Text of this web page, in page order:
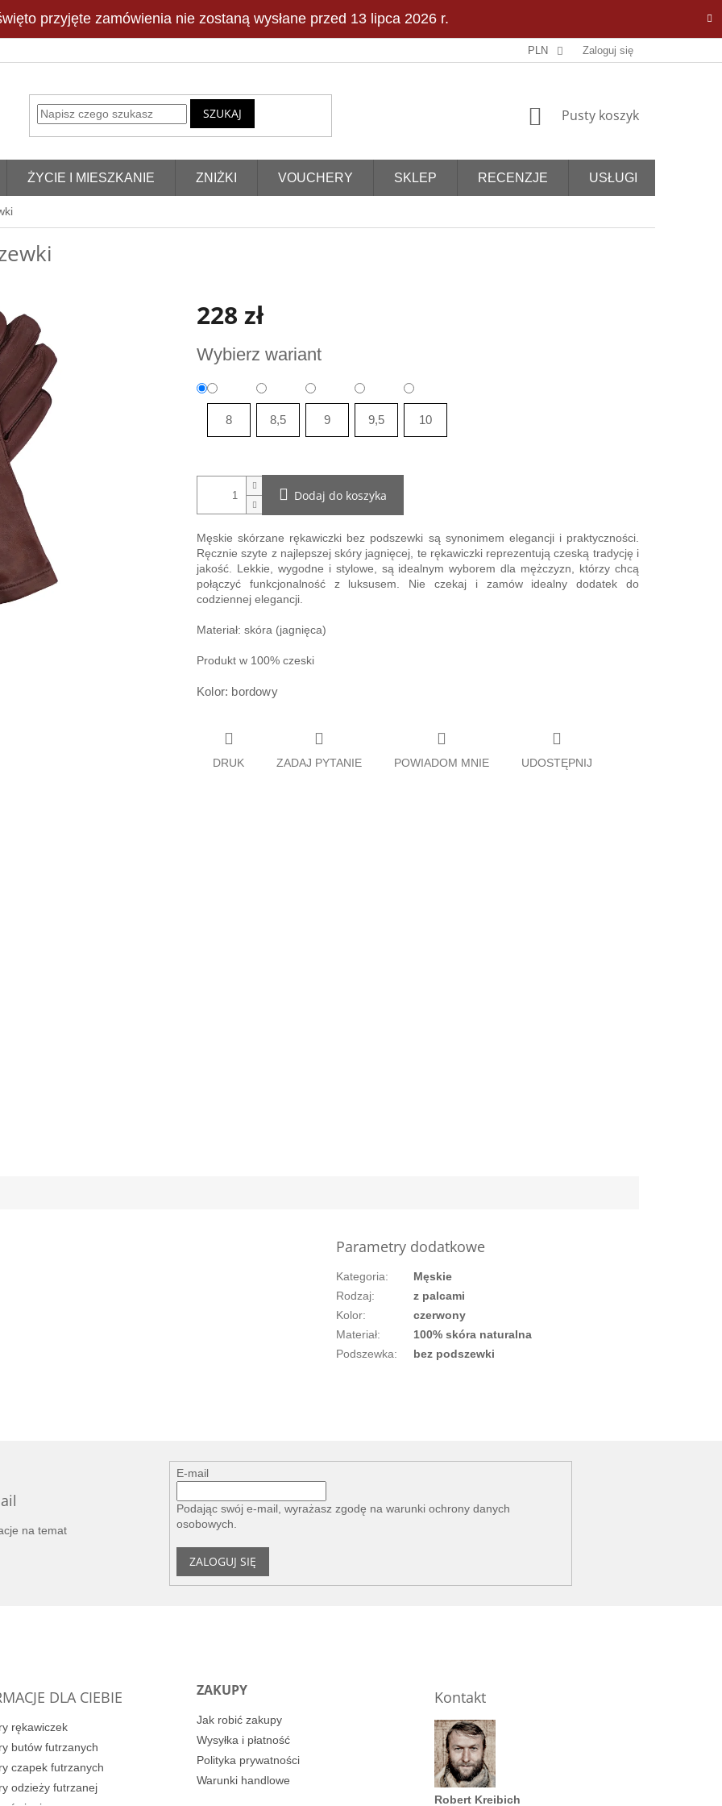
przyjęte zamówienia nie zostaną wysłane przed 13 lipca 2026 r.
PLN Zaloguj się
SZUKAJ KOSZYK
Pusty koszyk
ŻYCIE I MIESZKANIE ZNIŻKI VOUCHERY SKLEP RECENZJE USŁUGI
228 zł
jednostkowa:
Wybierz wariant
8 8,5 9 9,5 10
Dodaj do koszyka
Męskie skórzane rękawiczki bez podszewki są synonimem elegancji i praktyczności.
Ręcznie szyte z najlepszej skóry jagnięcej, te rękawiczki reprezentują czeską tradycję i
jakość. Lekkie, wygodne i stylowe, są idealnym wyborem dla mężczyzn, którzy chcą
połączyć funkcjonalność z luksusem. Nie czekaj i zamów idealny dodatek do
codziennej elegancji.
Materiał: skóra (jagnięca)
Produkt w 100% czeski
Kolor: bordowy
DRUK ZADAJ PYTANIE POWIADOM MNIE UDOSTĘPNIJ
Parametry dodatkowe
Kategoria:
Męskie
Rodzaj:
z palcami
Kolor:
czerwony
Materiał:
100% skóra naturalna
Podszewka: bez podszewki
na temat
E-mail
Podając swój e-mail, wyrażasz zgodę nawarunki ochrony danych
osobowych.
ZALOGUJ SIĘ
DLA CIEBIE
rękawiczek
butów futrzanych
czapek futrzanych
odzieży futrzanej
ZAKUPY
Jak robić zakupy
Wysyłka i płatność
Polityka prywatności
Warunki handlowe
Kontakt
Robert Kreibich